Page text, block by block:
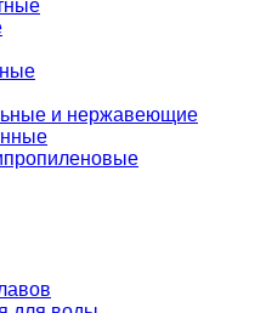
и нержавеющие